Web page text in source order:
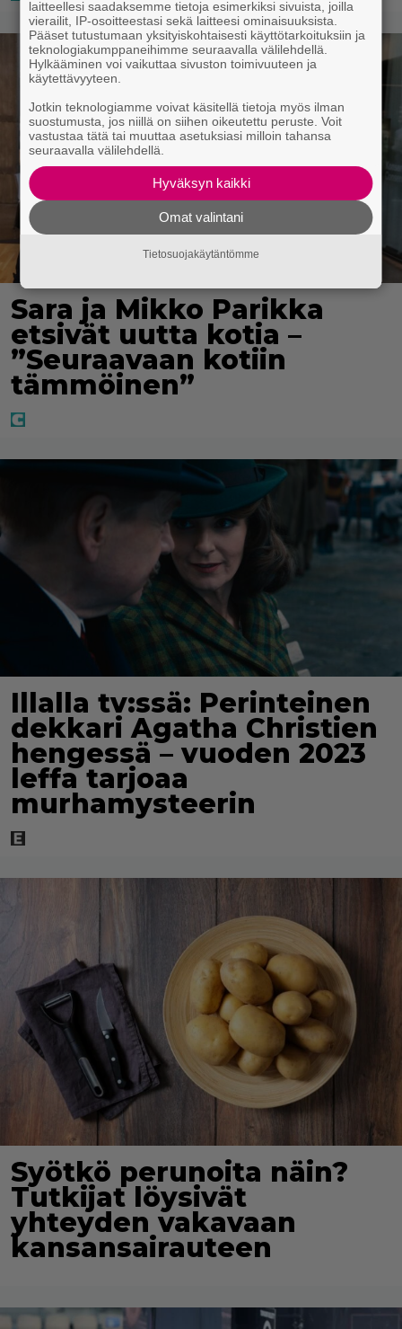
Sara ja Mikko Parikka
etsivät uutta kotia –
”Seuraavaan kotiin
tämmöinen”
Illalla tv:ssä: Perinteinen
dekkari Agatha Christien
hengessä – vuoden 2023
leffa tarjoaa
murhamysteerin
Syötkö perunoita näin?
Tutkijat löysivät
yhteyden vakavaan
kansansairauteen
laitteellesi saadaksemme tietoja esimerkiksi sivuista, joilla
vierailit, IP-osoitteestasi sekä laitteesi ominaisuuksista.
Pääset tutustumaan yksityiskohtaisesti käyttötarkoituksiin ja
teknologiakumppaneihimme seuraavalla välilehdellä.
Hylkääminen voi vaikuttaa sivuston toimivuuteen ja
käytettävyyteen.
Jotkin teknologiamme voivat käsitellä tietoja myös ilman
suostumusta, jos niillä on siihen oikeutettu peruste. Voit
vastustaa tätä tai muuttaa asetuksiasi milloin tahansa
seuraavalla välilehdellä.
Hyväksyn kaikki
Omat valintani
Tietosuojakäytäntömme